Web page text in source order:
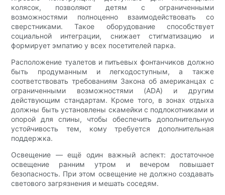
колясок, позволяют детям с ограниченными
возможностями полноценно взаимодействовать со
сверстниками. Такое оборудование способствует
социальной интеграции, снижает стигматизацию и
формирует эмпатию у всех посетителей парка.
Расположение туалетов и питьевых фонтанчиков должно
быть продуманным и легкодоступным, а также
соответствовать требованиям Закона об американцах с
ограниченными возможностями (ADA) и другим
действующим стандартам. Кроме того, в зонах отдыха
должны быть установлены скамейки с подлокотниками и
опорой для спины, чтобы обеспечить дополнительную
устойчивость тем, кому требуется дополнительная
поддержка.
Освещение — ещё один важный аспект: достаточное
освещение ранним утром и вечером повышает
безопасность. При этом освещение не должно создавать
светового загрязнения и мешать соседям.